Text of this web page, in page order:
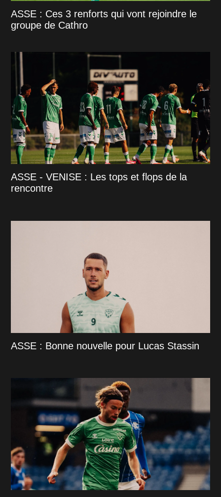
ASSE : Ces 3 renforts qui vont rejoindre le
groupe de Cathro
ASSE - VENISE : Les tops et flops de la
rencontre
ASSE : Bonne nouvelle pour Lucas Stassin